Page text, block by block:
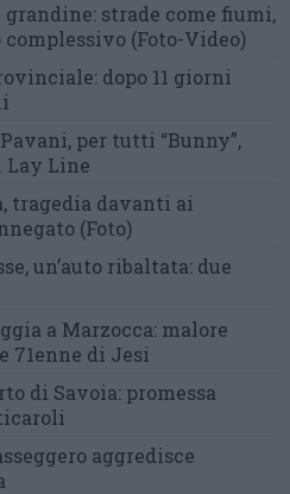
grandine: strade come fiumi,
(Foto-Video)
dopo 11 giorni
per tutti “Bunny”,
Lay Line
tragedia davanti ai
(Foto)
un’auto ribaltata: due
a Marzocca: malore
71enne di Jesi
di Savoia: promessa
aggredisce